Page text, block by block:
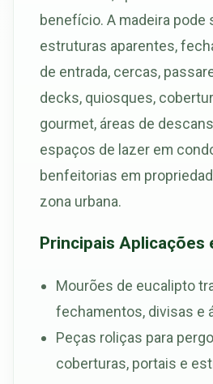
benefício. A madeira pode
estruturas aparentes,
de entrada, cercas,
decks, quiosques,
gourmet, áreas de
espaços de lazer em
benfeitorias em
zona urbana.
Principais Aplicações
Mourões de eucalipto
fechamentos, divisas e
Peças roliças para
coberturas, portais e